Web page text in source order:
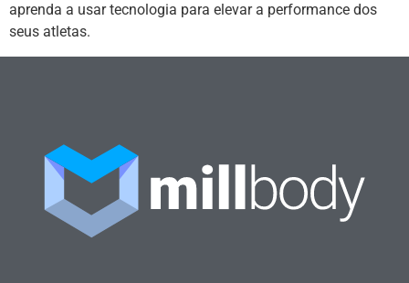
aprenda a usar tecnologia para elevar a performance dos
seus atletas.